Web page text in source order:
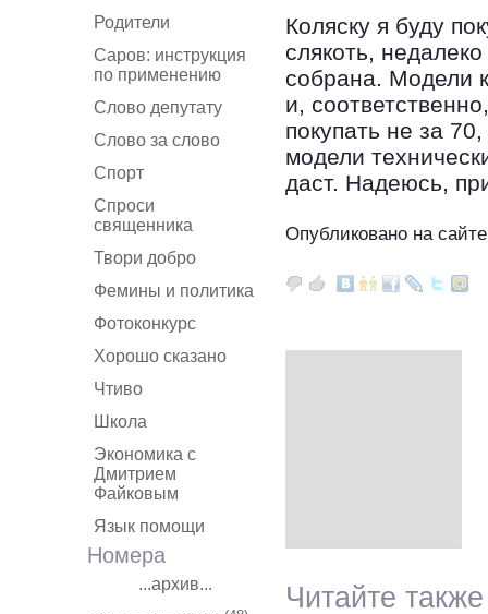
Родители
Саров: инструкция
по применению
Слово депутату
Слово за слово
Спорт
Спроси
священника
Твори добро
Фемины и политика
Фотоконкурс
Хорошо сказано
Чтиво
Школа
Экономика с
Дмитрием
Файковым
Язык помощи
Номера
...архив...
Коляску я буду
слякоть,
собрана. Модели
и,
покупать не за
модели
даст. Надеюсь,
Опубликовано на
Читайте